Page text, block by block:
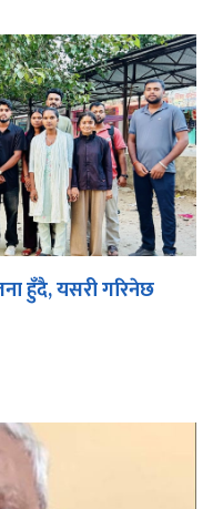
हुँदै, यसरी गरिनेछ